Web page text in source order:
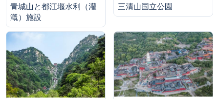
青城山と都江堰水利（灌
漑）施設
三清山国立公園